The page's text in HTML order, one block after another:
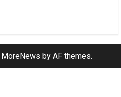
MoreNews by AF themes.